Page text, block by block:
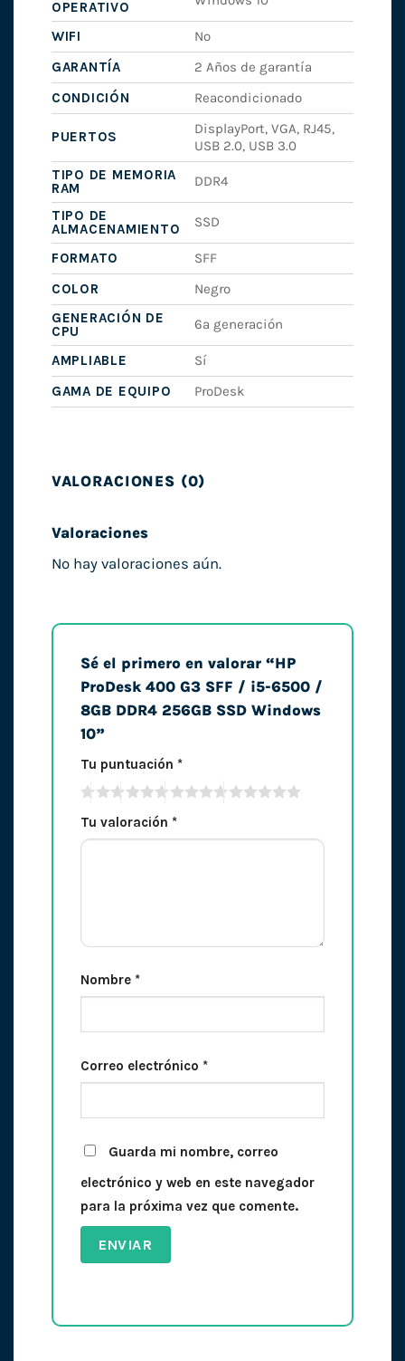
OPERATIVO
WIFI
No
GARANTÍA
2 Años de garantía
CONDICIÓN
Reacondicionado
PUERTOS
DisplayPort, VGA, RJ45,
USB 2.0, USB 3.0
TIPO DE MEMORIA
RAM
DDR4
TIPO DE
ALMACENAMIENTO
SSD
FORMATO
SFF
COLOR
Negro
GENERACIÓN DE
CPU
6ª generación
AMPLIABLE
Sí
GAMA DE EQUIPO
ProDesk
VALORACIONES (0)
Valoraciones
No hay valoraciones aún.
Sé el primero en valorar “HP
ProDesk 400 G3 SFF / i5-6500 /
8GB DDR4 256GB SSD Windows
10”
Tu puntuación *
Tu valoración *
Nombre *
Correo electrónico *
Guarda mi nombre, correo
electrónico y web en este navegador
para la próxima vez que comente.